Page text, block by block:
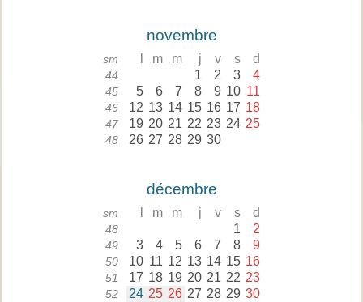
novembre
sm m m j v s d
44 1 2 3 4
45 5 6 7 8 9 10 11
46 12 13 14 15 16 17 18
47 19 20 21 22 23 24 25
48 26 27 28 29 30
décembre
sm m m j v s d
48 1 2
49 3 4 5 6 7 8 9
50 10 11 12 13 14 15 16
51 17 18 19 20 21 22 23
52 24 25 26 27 28 29 30